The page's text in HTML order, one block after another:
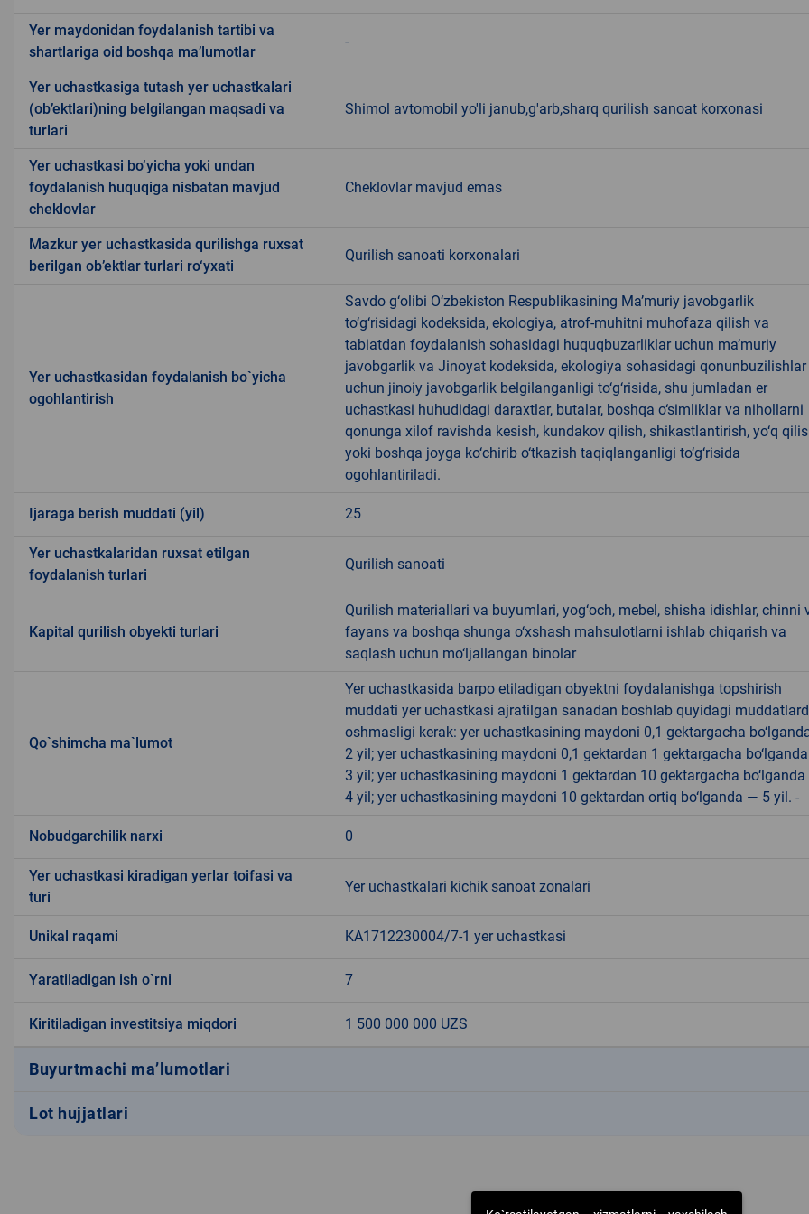
Yer maydonidan foydalanish tartibi va
shartlariga oid boshqa ma’lumotlar
-
Yer uchastkasiga tutash yer uchastkalari
(ob’ektlari)ning belgilangan maqsadi va
turlari
Shimol avtomobil yo'li janub,g'arb,sharq qurilish sanoat korxonasi
Yer uchastkasi bo‘yicha yoki undan
foydalanish huquqiga nisbatan mavjud
cheklovlar
Cheklovlar mavjud emas
Mazkur yer uchastkasida qurilishga ruxsat
berilgan ob’ektlar turlari ro‘yxati
Qurilish sanoati korxonalari
Yer uchastkasidan foydalanish bo`yicha
ogohlantirish
Savdo g‘olibi O‘zbekiston Respublikasining Ma’muriy javobgarlik
to‘g‘risidagi kodeksida, ekologiya, atrof-muhitni muhofaza qilish va
tabiatdan foydalanish sohasidagi huquqbuzarliklar uchun ma’muriy
javobgarlik va Jinoyat kodeksida, ekologiya sohasidagi qonunbuzilishlar
uchun jinoiy javobgarlik belgilanganligi to‘g‘risida, shu jumladan er
uchastkasi huhudidagi daraxtlar, butalar, boshqa o‘simliklar va nihollarni
qonunga xilof ravishda kesish, kundakov qilish, shikastlantirish, yo‘q
yoki boshqa joyga ko‘chirib o‘tkazish taqiqlanganligi to‘g‘risida
ogohlantiriladi.
Ijaraga berish muddati (yil) 25
Yer uchastkalaridan ruxsat etilgan
foydalanish turlari
Qurilish sanoati
Kapital qurilish obyekti turlari
Qurilish materiallari va buyumlari, yog‘och, mebel, shisha idishlar, chinni
fayans va boshqa shunga o‘xshash mahsulotlarni ishlab chiqarish va
saqlash uchun mo‘ljallangan binolar
Qo`shimcha ma`lumot
Yer uchastkasida barpo etiladigan obyektni foydalanishga topshirish
muddati yer uchastkasi ajratilgan sanadan boshlab quyidagi
oshmasligi kerak: yer uchastkasining maydoni 0,1 gektargacha
2 yil; yer uchastkasining maydoni 0,1 gektardan 1 gektargacha
3 yil; yer uchastkasining maydoni 1 gektardan 10 gektargacha
4 yil; yer uchastkasining maydoni 10 gektardan ortiq bo‘lganda — 5 yil. -
Nobudgarchilik narxi 0
Yer uchastkasi kiradigan yerlar toifasi va
turi
Yer uchastkalari kichik sanoat zonalari
Unikal raqami KA1712230004/7-1 yer uchastkasi
Yaratiladigan ish o`rni 7
Kiritiladigan investitsiya miqdori 1 500 000 000 UZS
Buyurtmachi ma’lumotlari
Lot hujjatlari